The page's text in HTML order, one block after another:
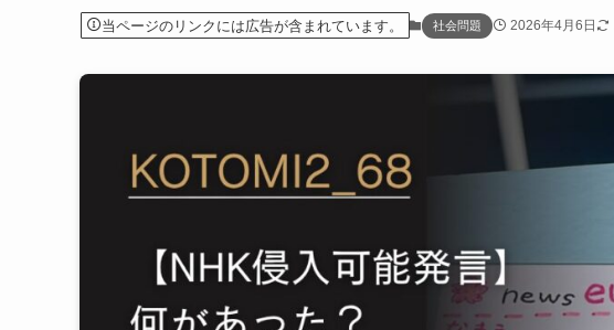
当ページのリンクには広告が含まれています。 社会問題 2026年4月6日